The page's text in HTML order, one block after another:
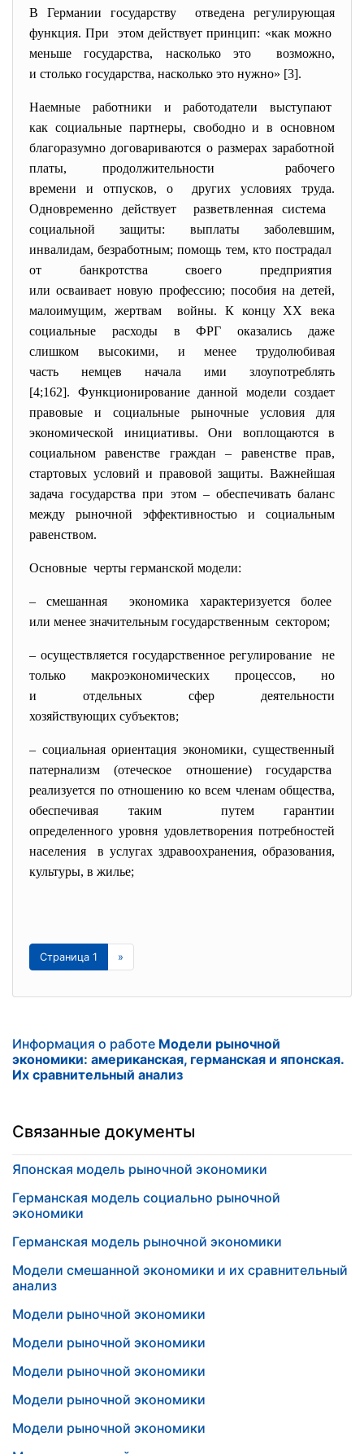
В Германии государству отведена регулирующая
функция. При этом действует принцип: «как можно
меньше государства, насколько это возможно,
и столько государства, насколько это нужно» [3].
Наемные работники и работодатели выступают
как социальные партнеры, свободно и в основном
благоразумно договариваются о размерах заработной
платы, продолжительности рабочего
времени и отпусков, о других условиях труда.
Одновременно действует разветвленная система
социальной защиты: выплаты заболевшим,
инвалидам, безработным; помощь тем, кто пострадал
от банкротства своего предприятия
или осваивает новую профессию; пособия на детей,
малоимущим, жертвам войны. К концу ХХ века
социальные расходы в ФРГ оказались даже
слишком высокими, и менее трудолюбивая
часть немцев начала ими злоупотреблять
[4;162]. Функционирование данной модели создает
правовые и социальные рыночные условия для
экономической инициативы. Они воплощаются в
социальном равенстве граждан – равенстве прав,
стартовых условий и правовой защиты. Важнейшая
задача государства при этом – обеспечивать баланс
между рыночной эффективностью и социальным
равенством.
Основные черты германской модели:
– смешанная экономика характеризуется более
или менее значительным государственным сектором;
– осуществляется государственное регулирование не
только макроэкономических процессов, но
и отдельных сфер деятельности
хозяйствующих субъектов;
– социальная ориентация экономики, существенный
патернализм (отеческое отношение) государства
реализуется по отношению ко всем членам общества,
обеспечивая таким путем гарантии
определенного уровня удовлетворения потребностей
населения в услугах здравоохранения, образования,
культуры, в жилье;
Страница 1 »
Информация о работе Модели рыночной
экономики: американская, германская и японская.
Их сравнительный анализ
Связанные документы
Японская модель рыночной экономики
Германская модель социально рыночной
экономики
Германская модель рыночной экономики
Модели смешанной экономики и их сравнительный
анализ
Модели рыночной экономики
Модели рыночной экономики
Модели рыночной экономики
Модели рыночной экономики
Модели рыночной экономики